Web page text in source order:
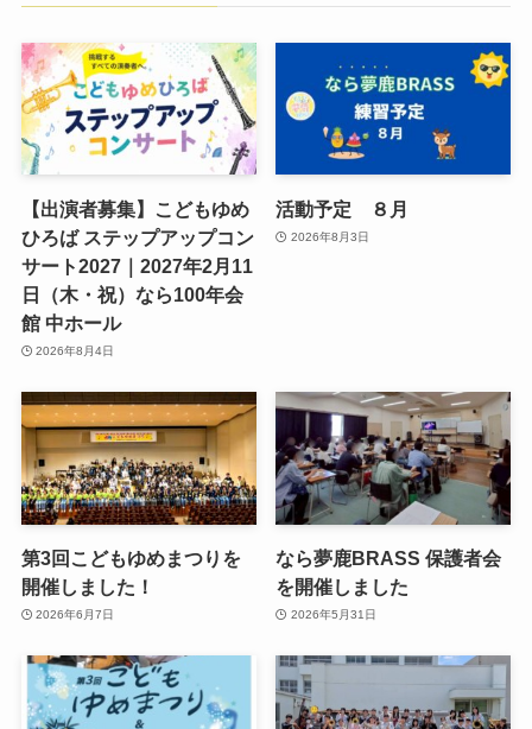
【出演者募集】こどもゆめ
ひろば ステップアップコン
サート2027｜2027年2月11
日（木・祝）なら100年会
館 中ホール
2026年8月4日
活動予定 ８月
2026年8月3日
第3回こどもゆめまつりを
開催しました！
2026年6月7日
なら夢鹿BRASS 保護者会
を開催しました
2026年5月31日